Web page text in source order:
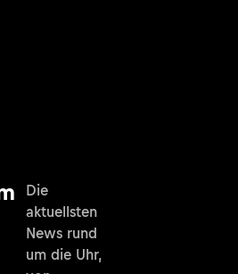
Die
aktuellsten
News rund
um die Uhr,